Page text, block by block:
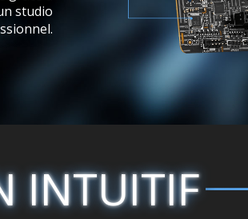
studio
INTUITIF